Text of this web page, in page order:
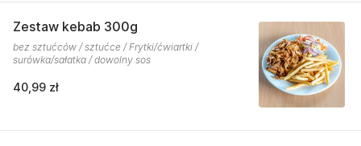
Zestaw kebab 300g
bez sztućców / sztućce / Frytki/ćwiartki /
surówka/sałatka / dowolny sos
40,99 zł